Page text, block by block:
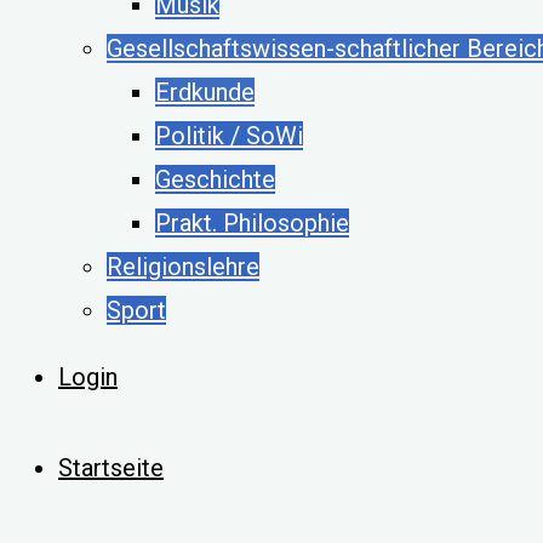
Gesellschaftswissen-schaftlicher
Erdkunde
Politik / SoWi
Geschichte
Prakt. Philosophie
Religionslehre
Sport
Login
Startseite